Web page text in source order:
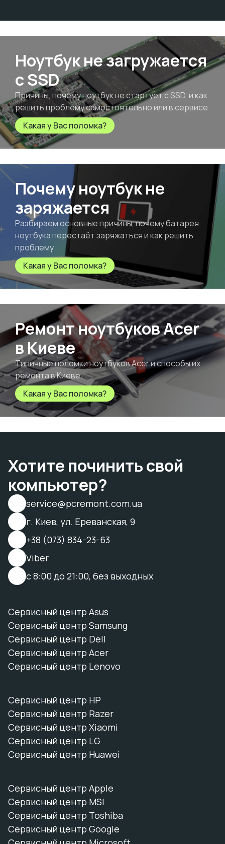
Ноутбук не загружается
с SSD
Причины, почему ноутбук не стартует с SSD, и как
решить проблему самостоятельно или в сервисе.
Какая у Вас поломка?
Почему ноутбук не
заряжается
Разбираем основные причины, почему батарея
ноутбука перестаёт заряжаться и как решить
проблему.
Какая у Вас поломка?
Ремонт ноутбуков Acer
в Киеве
Типичные поломки ноутбуков Acer и способы их
ремонта в Киеве.
Какая у Вас поломка?
Хотите починить свой
компьютер?
service@pcremont.com.ua
г. Киев, ул. Ереванская, 9
+38 (073) 834-23-63
Viber
с 8:00 до 21:00, без выходных
Сервисный центр Asus
Сервисный центр Samsung
Сервисный центр Dell
Сервисный центр Acer
Сервисный центр Lenovo
Сервисный центр HP
Сервисный центр Razer
Сервисный центр Xiaomi
Сервисный центр LG
Сервисный центр Huawei
Сервисный центр Apple
Сервисный центр MSI
Сервисный центр Toshiba
Сервисный центр Google